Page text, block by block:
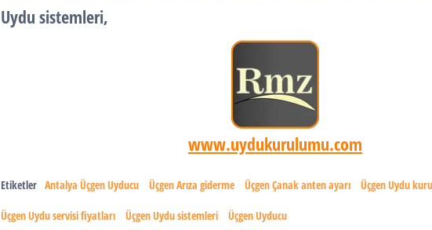
Uydu sistemleri,
www.uydukurulumu.com
Etiketler Antalya Üçgen Uyducu Üçgen Arıza giderme Üçgen Çanak anten ayarı Üçgen Uydu
Üçgen Uydu servisi fiyatları Üçgen Uydu sistemleri Üçgen Uyducu